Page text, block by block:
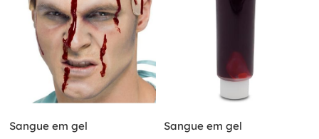
Sangue em gel Sangue em gel